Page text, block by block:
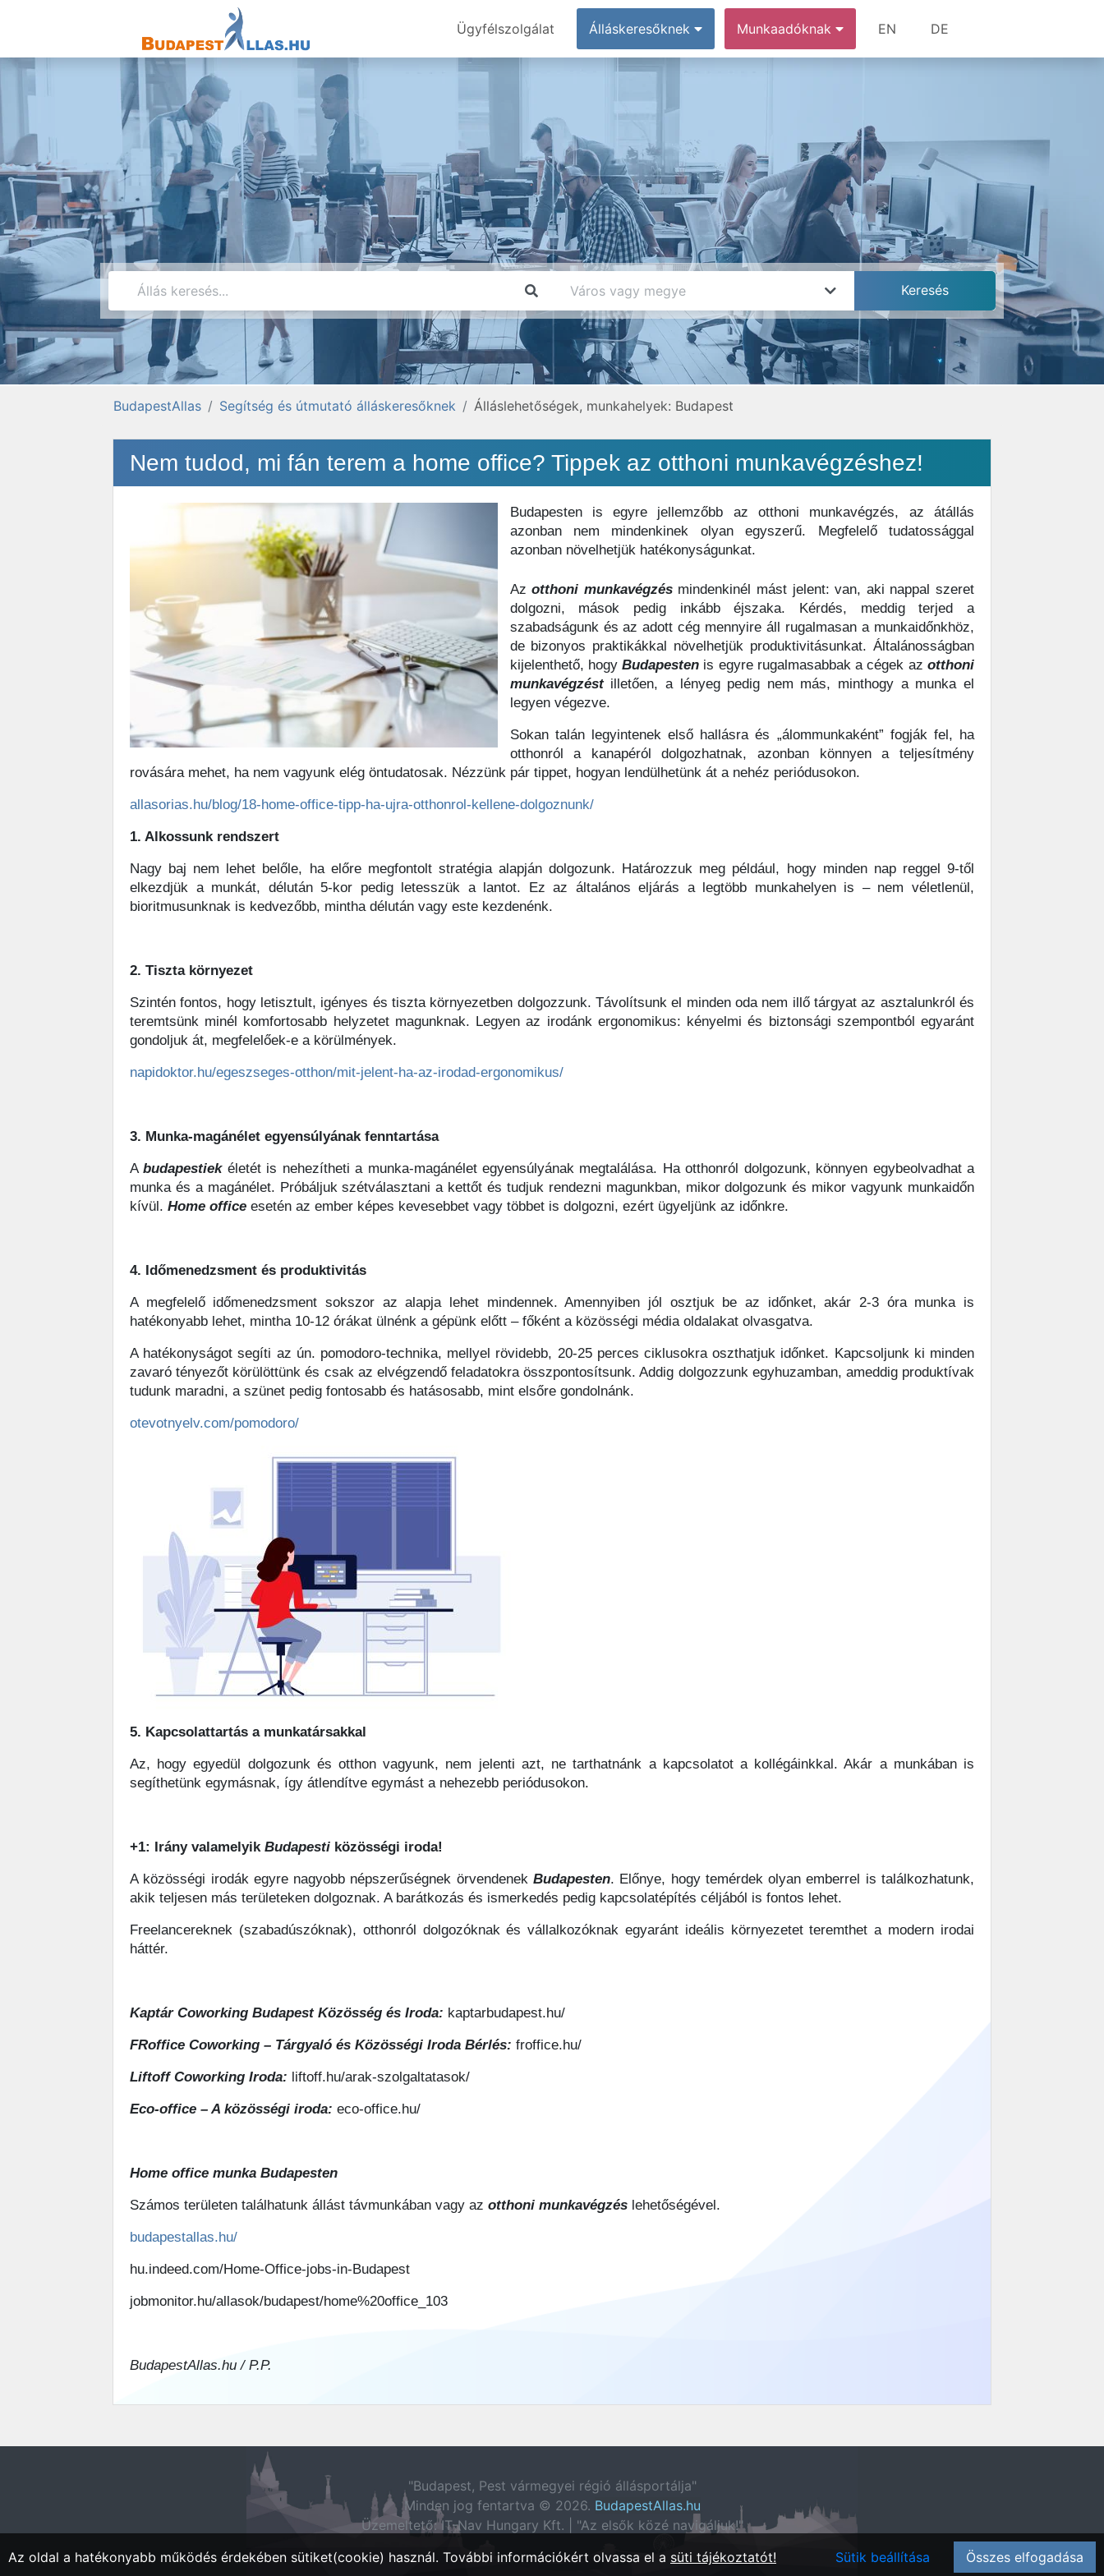
Ügyfélszolgálat Álláskeresőknek Munkaadóknak EN DE
BudapestAllas Segítség és útmutató álláskeresőknek Álláslehetőségek, munkahelyek: Budapest
Nem tudod, mi fán terem a home office? Tippek az otthoni munkavégzéshez!
Budapesten is egyre jellemzőbb az otthoni munkavégzés, az átállás
azonban nem mindenkinek olyan egyszerű. Megfelelő tudatossággal
azonban növelhetjük hatékonyságunkat.
Azotthoni munkavégzésmindenkinél mást jelent: van, aki nappal szeret
dolgozni, mások pedig inkább éjszaka. Kérdés, meddig terjed a
szabadságunk és az adott cég mennyire áll rugalmasan a munkaidőnkhöz,
de bizonyos praktikákkal növelhetjük produktivitásunkat. Általánosságban
kijelenthető, hogyBudapesten is egyre rugalmasabbak a cégek azotthoni
munkavégzéstilletően, a lényeg pedig nem más, minthogy a munka el
legyen végezve.
Sokan talán legyintenek első hallásra és „álommunkaként” fogják fel, ha
otthonról a kanapéról dolgozhatnak, azonban könnyen a teljesítmény
rovására mehet, ha nem vagyunk elég öntudatosak. Nézzünk pár tippet, hogyan lendülhetünk át a nehéz periódusokon.
allasorias.hu/blog/18-home-office-tipp-ha-ujra-otthonrol-kellene-dolgoznunk/
1. Alkossunk rendszert
Nagy baj nem lehet belőle, ha előre megfontolt stratégia alapján dolgozunk. Határozzuk meg például, hogy minden nap reggel 9-től
elkezdjük a munkát, délután 5-kor pedig letesszük a lantot. Ez az általános eljárás a legtöbb munkahelyen is – nem véletlenül,
bioritmusunknak is kedvezőbb, mintha délután vagy este kezdenénk.
2. Tiszta környezet
Szintén fontos, hogy letisztult, igényes és tiszta környezetben dolgozzunk. Távolítsunk el minden oda nem illő tárgyat az asztalunkról és
teremtsünk minél komfortosabb helyzetet magunknak. Legyen az irodánk ergonomikus: kényelmi és biztonsági szempontból egyaránt
gondoljuk át, megfelelőek-e a körülmények.
napidoktor.hu/egeszseges-otthon/mit-jelent-ha-az-irodad-ergonomikus/
3. Munka-magánélet egyensúlyának fenntartása
Abudapestiekéletét is nehezítheti a munka-magánélet egyensúlyának megtalálása. Ha otthonról dolgozunk, könnyen egybeolvadhat a
munka és a magánélet. Próbáljuk szétválasztani a kettőt és tudjuk rendezni magunkban, mikor dolgozunk és mikor vagyunk munkaidőn
kívül. Home office esetén az ember képes kevesebbet vagy többet is dolgozni, ezért ügyeljünk az időnkre.
4. Időmenedzsment és produktivitás
A megfelelő időmenedzsment sokszor az alapja lehet mindennek. Amennyiben jól osztjuk be az időnket, akár 2-3 óra munka is
hatékonyabb lehet, mintha 10-12 órákat ülnénk a gépünk előtt – főként a közösségi média oldalakat olvasgatva.
A hatékonyságot segíti az ún. pomodoro-technika, mellyel rövidebb, 20-25 perces ciklusokra oszthatjuk időnket. Kapcsoljunk ki minden
zavaró tényezőt körülöttünk és csak az elvégzendő feladatokra összpontosítsunk. Addig dolgozzunk egyhuzamban, ameddig produktívak
tudunk maradni, a szünet pedig fontosabb és hatásosabb, mint elsőre gondolnánk.
otevotnyelv.com/pomodoro/
5. Kapcsolattartás a munkatársakkal
Az, hogy egyedül dolgozunk és otthon vagyunk, nem jelenti azt, ne tarthatnánk a kapcsolatot a kollégáinkkal. Akár a munkában is
segíthetünk egymásnak, így átlendítve egymást a nehezebb periódusokon.
+1: Irány valamelyik Budapesti közösségi iroda!
A közösségi irodák egyre nagyobb népszerűségnek örvendenek Budapesten. Előnye, hogy temérdek olyan emberrel is találkozhatunk,
akik teljesen más területeken dolgoznak. A barátkozás és ismerkedés pedig kapcsolatépítés céljából is fontos lehet.
Freelancereknek (szabadúszóknak), otthonról dolgozóknak és vállalkozóknak egyaránt ideális környezetet teremthet a modern irodai
háttér.
Kaptár Coworking Budapest Közösség és Iroda: kaptarbudapest.hu/
FRoffice Coworking – Tárgyaló és Közösségi Iroda Bérlés: froffice.hu/
Liftoff Coworking Iroda: liftoff.hu/arak-szolgaltatasok/
Eco-office – A közösségi iroda: eco-office.hu/
Home office munka Budapesten
Számos területen találhatunk állást távmunkában vagy az otthoni munkavégzés lehetőségével.
budapestallas.hu/
hu.indeed.com/Home-Office-jobs-in-Budapest
jobmonitor.hu/allasok/budapest/home%20office_103
BudapestAllas.hu / P.P.
"Budapest, Pest vármegyei régió állásportálja"
Minden jog fentartva © 2026. BudapestAllas.hu
Üzemeltető: IT-Nav Hungary Kft. | "Az elsők közé navigáljuk!"
Az oldal a hatékonyabb működés érdekében sütiket(cookie) használ. További információkért olvassa el a süti tájékoztatót! Sütik beállítása Összes elfogadása